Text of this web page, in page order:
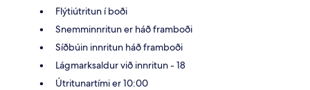
Flýtiútritun í boði
Snemminnritun er háð framboði
Síðbúin innritun háð framboði
Lágmarksaldur við innritun - 18
Útritunartími er 10:00